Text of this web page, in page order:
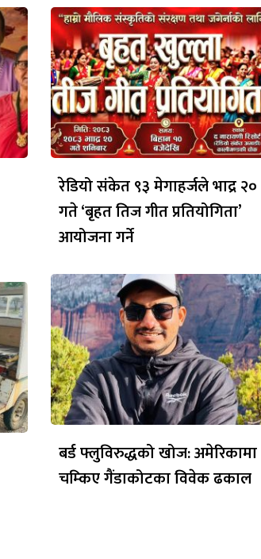
रेडियो संकेत ९३ मेगाहर्जले भाद्र २०
गते ‘बृहत तिज गीत प्रतियोगिता’
आयोजना गर्ने
बर्ड फ्लुविरुद्धको खोज: अमेरिकामा
चम्किए गैंडाकोटका विवेक ढकाल